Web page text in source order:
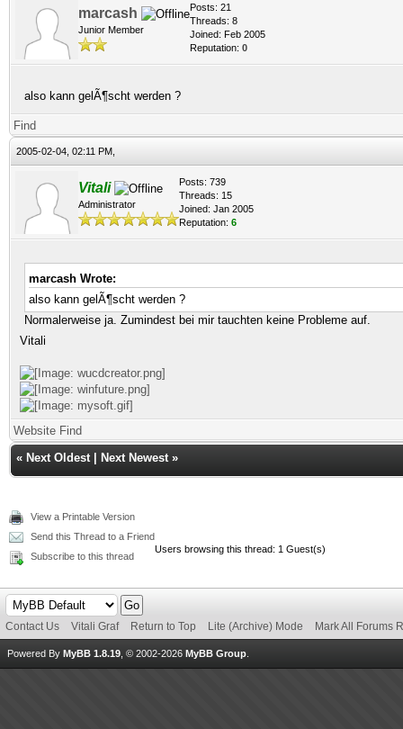
marcash
Junior Member
Posts: 21
Threads: 8
Joined: Feb 2005
Reputation: 0
also kann gelÃ¶scht werden ?
Find
2005-02-04, 02:11 PM,
Vitali
Administrator
Posts: 739
Threads: 15
Joined: Jan 2005
Reputation: 6
marcash Wrote:
also kann gelÃ¶scht werden ?
Normalerweise ja. Zumindest bei mir tauchten keine Probleme auf.
Vitali
Website Find
« Next Oldest Next Newest »
View a Printable Version
Send this Thread to a Friend
Subscribe to this thread
Users browsing this thread: 1 Guest(s)
Contact Us Vitali Graf Return to Top Lite (Archive) Mode Mark All Forums
Powered By MyBB 1.8.19 , © 2002-2026 MyBB Group